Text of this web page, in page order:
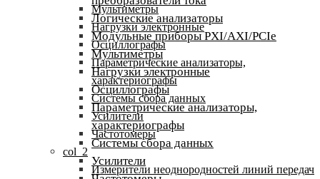
Мультиметры
Нагрузки электронные
Осциллографы
Параметрические анализаторы,
характериографы
Системы сбора данных
Усилители
Частотомеры
col_2
Измерители неоднородностей линий передач
Логические анализаторы
Модульные приборы PXI/AXI/PCIe
Мультиметры
Нагрузки электронные
Осциллографы
Параметрические анализаторы,
характериографы
Системы сбора данных
Усилители